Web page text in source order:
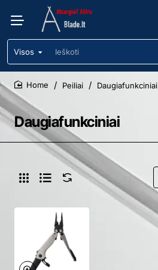
Visos
Ieškoti
Daugiafunkciniai
home
Peiliai Daugiafunkciniai